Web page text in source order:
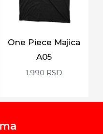
One Piece Majica
A05
1.990 RSD